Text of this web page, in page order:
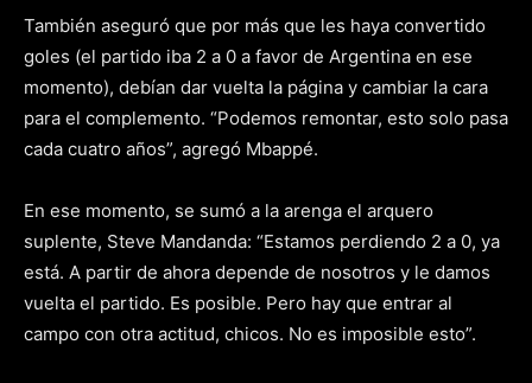
También aseguró que por más que les haya convertido
goles (el partido iba 2 a 0 a favor de Argentina en ese
momento), debían dar vuelta la página y cambiar la cara
para el complemento. “Podemos remontar, esto solo pasa
cada cuatro años”, agregó Mbappé.
En ese momento, se sumó a la arenga el arquero
suplente, Steve Mandanda: “Estamos perdiendo 2 a 0, ya
está. A partir de ahora depende de nosotros y le damos
vuelta el partido. Es posible. Pero hay que entrar al
campo con otra actitud, chicos. No es imposible esto”.